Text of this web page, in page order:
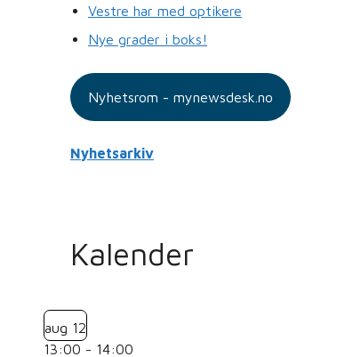
Vestre har med optikere
Nye grader i boks!
Nyhetsrom - mynewsdesk.no
Nyhetsarkiv
Kalender
aug 12
13:00 - 14:00